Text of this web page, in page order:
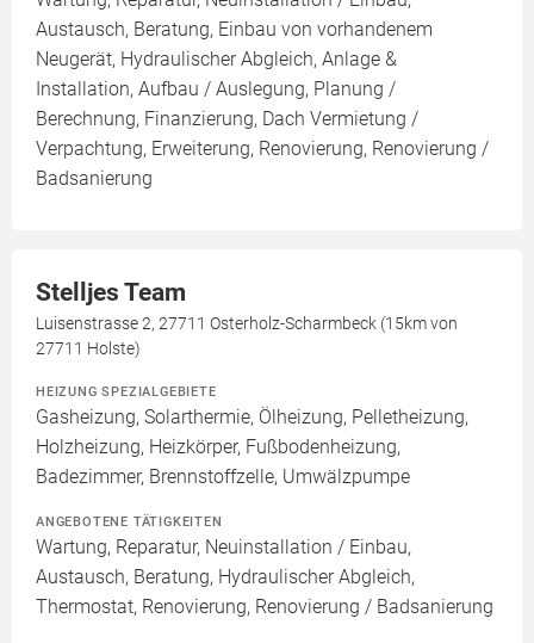
Austausch, Beratung, Einbau von vorhandenem
Neugerät, Hydraulischer Abgleich, Anlage &
Installation, Aufbau / Auslegung, Planung /
Berechnung, Finanzierung, Dach Vermietung /
Verpachtung, Erweiterung, Renovierung, Renovierung /
Badsanierung
Stelljes Team
Luisenstrasse 2, 27711 Osterholz-Scharmbeck (15km von
27711 Holste)
HEIZUNG SPEZIALGEBIETE
Gasheizung, Solarthermie, Ölheizung, Pelletheizung,
Holzheizung, Heizkörper, Fußbodenheizung,
Badezimmer, Brennstoffzelle, Umwälzpumpe
ANGEBOTENE TÄTIGKEITEN
Wartung, Reparatur, Neuinstallation / Einbau,
Austausch, Beratung, Hydraulischer Abgleich,
Thermostat, Renovierung, Renovierung / Badsanierung